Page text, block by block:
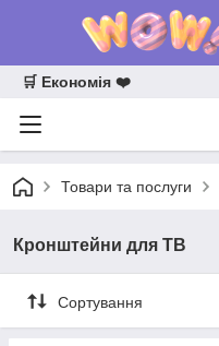
🛒 Економія ❤️
Товари та послуги
Кронштейни для ТВ
Сортування